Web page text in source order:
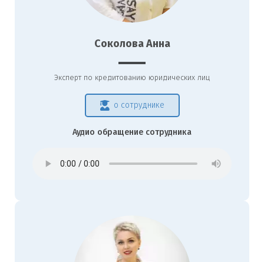
Соколова Анна
Эксперт по кредитованию юридических лиц
о сотруднике
Аудио обращение сотрудника